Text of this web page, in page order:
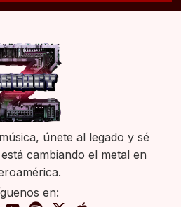
únete al legado y sé
cambiando el metal en
en: